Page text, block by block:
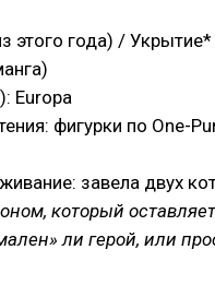
этого года) / Укрытие*
Europa
фигурки по One-
завела двух
который
ли герой, или